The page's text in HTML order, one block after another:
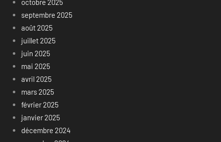
octobre 2025
septembre 2025
août 2025
juillet 2025
juin 2025
mai 2025
avril 2025
mars 2025
février 2025
janvier 2025
décembre 2024